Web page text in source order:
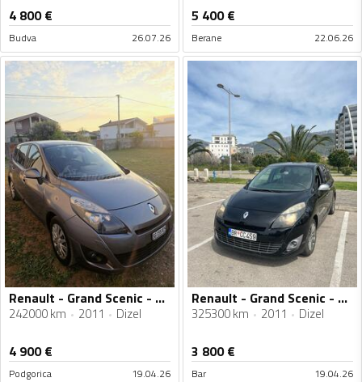
4 800€
Budva 26.07.26
5 400€
Berane 22.06.26
Renault - Grand Scenic - 1.9 dCi
242000 km 2011 Dizel
4 900€
Podgorica 19.04.26
Renault - Grand Scenic - 1,5 dci
325300 km 2011 Dizel
3 800€
Bar 19.04.26